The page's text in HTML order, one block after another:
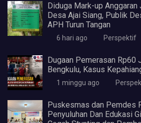
Diduga Mark-up Anggaran
Desa Ajai Siang, Publik
APH Turun Tangan
6 hari ago Perspektif
Dugaan Pemerasan Rp60
Bengkulu, Kasus
1 minggu ago
Puskesmas dan Pemdes
Penyuluhan Dan Edukasi